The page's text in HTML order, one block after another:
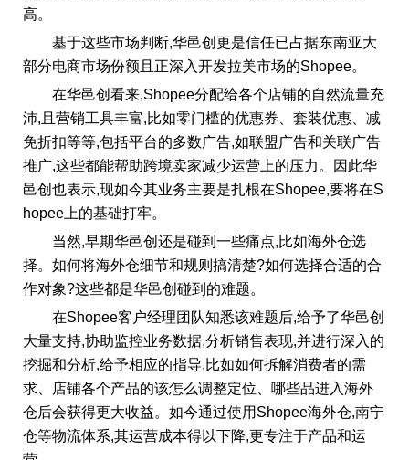
高。
基于这些市场判断,华邑创更是信任已占据东南亚大
部分电商市场份额且正深入开发拉美市场的Shopee。
在华邑创看来,Shopee分配给各个店铺的自然流量充
沛,且营销工具丰富,比如零门槛的优惠券、套装优惠、减
免折扣等等,包括平台的多数广告,如联盟广告和关联广告
推广,这些都能帮助跨境卖家减少运营上的压力。因此华
邑创也表示,现如今其业务主要是扎根在Shopee,要将在S
hopee上的基础打牢。
当然,早期华邑创还是碰到一些痛点,比如海外仓选
择。如何将海外仓细节和规则搞清楚?如何选择合适的合
作对象?这些都是华邑创碰到的难题。
在Shopee客户经理团队知悉该难题后,给予了华邑创
大量支持,协助监控业务数据,分析销售表现,并进行深入的
挖掘和分析,给予相应的指导,比如如何拆解消费者的需
求、店铺各个产品的该怎么调整定位、哪些品进入海外
仓后会获得更大收益。如今通过使用Shopee海外仓,南宁
仓等物流体系,其运营成本得以下降,更专注于产品和运